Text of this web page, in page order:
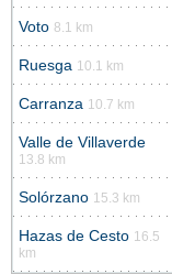
Voto 8.1 km
Ruesga 10.1 km
Carranza 10.7 km
Valle de Villaverde
13.8 km
Solórzano 15.3 km
Hazas de Cesto 16.5
km